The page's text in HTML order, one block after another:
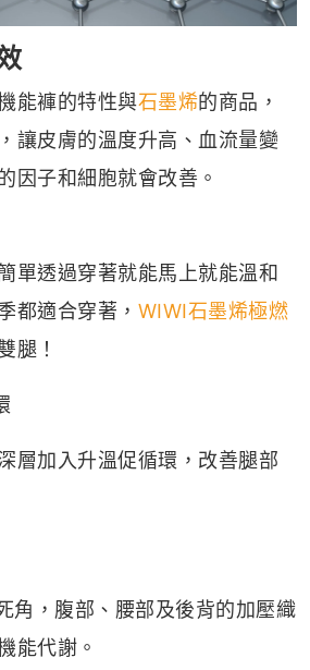
能褲的特性與石墨烯的商品，
讓皮膚的溫度升高、血流量變
因子和細胞就會改善。
單透過穿著就能馬上就能溫和
都適合穿著， WIWI石墨烯極燃
腿！
層加入升溫促循環，改善腿部
角，腹部、腰部及後背的加壓織
能代謝。